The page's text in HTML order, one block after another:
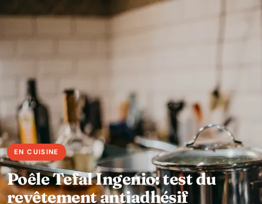
Poêle Tefal Ingenio: test du
revêtement antiadhésif